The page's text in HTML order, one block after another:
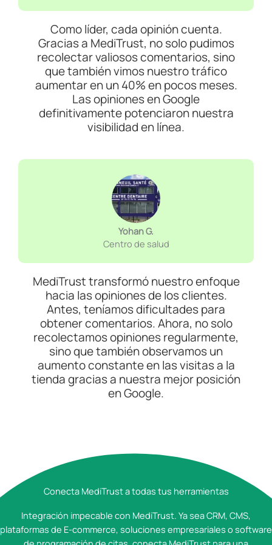
Como líder, cada opinión cuenta.
Gracias a MediTrust, no solo pudimos
recolectar valiosos comentarios, sino
que también vimos nuestro tráfico
aumentar en un 40% en pocos meses.
Las opiniones en Google
definitivamente potenciaron nuestra
visibilidad en línea.
Yohan G.
Centro de salud
MediTrust transformó nuestro enfoque
hacia las opiniones de los clientes.
Antes, teníamos dificultades para
obtener comentarios. Ahora, no solo
recolectamos opiniones regularmente,
sino que también observamos un
aumento constante en las visitas a la
tienda gracias a nuestra mejor posición
en Google.
Conecta MediTrust a todas tus herramientas
Integración impecable con MediTrust. Ya sea CRM, CMS,
plataformas de E-commerce, soluciones empresariales o software